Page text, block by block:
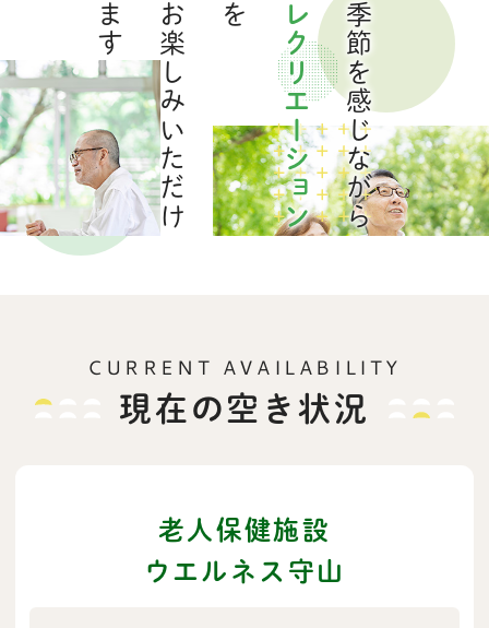
季節を感じながら
レクリエーション
お
楽
し
み
い
た
だ
け
ま
す
CURRENT AVAILABILITY
老人保健施設